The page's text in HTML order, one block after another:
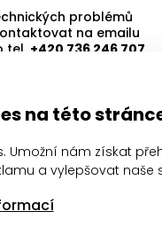
problémů
na emailu
tel. +420 736 246 707
na této
Umožní nám získat
a vylepšovat naše